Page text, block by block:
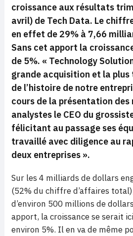
croissance aux résultats
avril) de Tech Data. Le
en effet de 29% à 7,66
Sans cet apport la
de 5%. « Technology
grande acquisition et la
de l’histoire de notre
cours de la présentation
analystes le CEO du
félicitant au passage ses
travaillé avec diligence au
deux entreprises ».
Sur les 4 milliards de dollars
(52% du chiffre d’affaires
d’environ 500 millions de
apport, la croissance se serait
environ 5%. Il en va de même